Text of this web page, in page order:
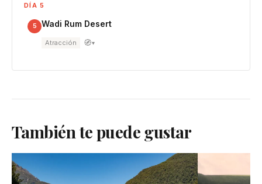
DÍA 5
5 Wadi Rum Desert
Atracción 🧭▾
También te puede gustar